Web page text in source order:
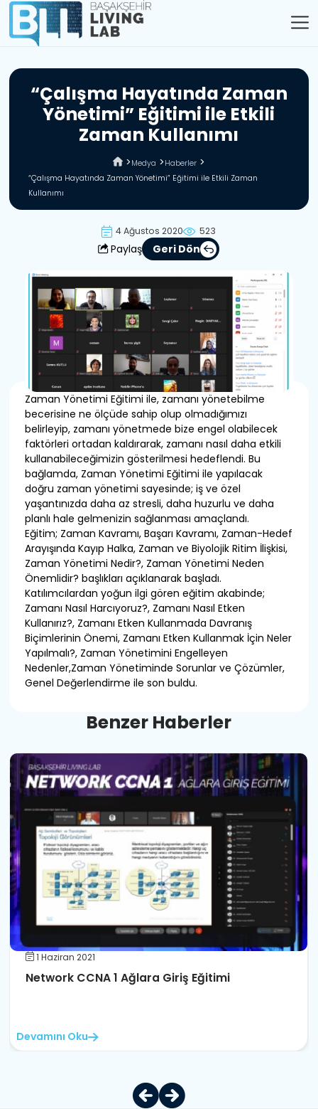
“Çalışma Hayatında Zaman
Yönetimi” Eğitimi ile Etkili
Zaman Kullanımı
Medya
Haberler
“Çalışma Hayatında Zaman Yönetimi” Eğitimi ile Etkili Zaman
Kullanımı
4 Ağustos 2020 523
Paylaş Geri Dön
Zaman Yönetimi Eğitimi ile, zamanı yönetebilme
becerisine ne ölçüde sahip olup olmadığımızı
belirleyip, zamanı yönetmede bize engel olabilecek
faktörleri ortadan kaldırarak, zamanı nasıl daha etkili
kullanabileceğimizin gösterilmesi hedeflendi. Bu
bağlamda, Zaman Yönetimi Eğitimi ile yapılacak
doğru zaman yönetimi sayesinde; iş ve özel
yaşantınızda daha az stresli, daha huzurlu ve daha
planlı hale gelmenizin sağlanması amaçlandı.
Eğitim; Zaman Kavramı, Başarı Kavramı, Zaman-Hedef
Arayışında Kayıp Halka, Zaman ve Biyolojik Ritim İlişkisi,
Zaman Yönetimi Nedir?, Zaman Yönetimi Neden
Önemlidir? başlıkları açıklanarak başladı.
Katılımcılardan yoğun ilgi gören eğitim akabinde;
Zamanı Nasıl Harcıyoruz?, Zamanı Nasıl Etken
Kullanırız?, Zamanı Etken Kullanmada Davranış
Biçimlerinin Önemi, Zamanı Etken Kullanmak İçin Neler
Yapılmalı?, Zaman Yönetimini Engelleyen
Nedenler,Zaman Yönetiminde Sorunlar ve Çözümler,
Genel Değerlendirme ile son buldu.
Benzer Haberler
1 Haziran 2021
Network CCNA 1 Ağlara Giriş Eğitimi
Devamını Oku